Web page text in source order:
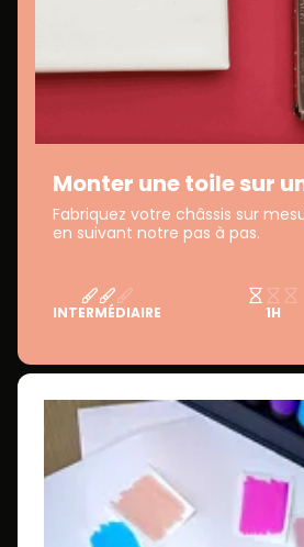
Monter une toile sur
Fabriquez votre châssis sur
en suivant notre pas à pas.
INTERMÉDIAIRE 1H